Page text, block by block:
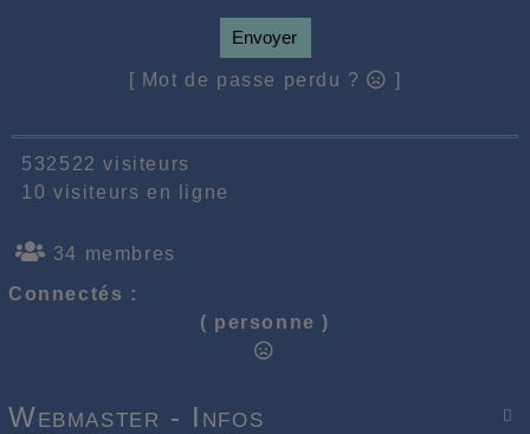
Envoyer
[ Mot de passe perdu ? ]
532522 visiteurs
10 visiteurs en ligne
34 membres
Connectés :
( personne )

Webmaster - Infos